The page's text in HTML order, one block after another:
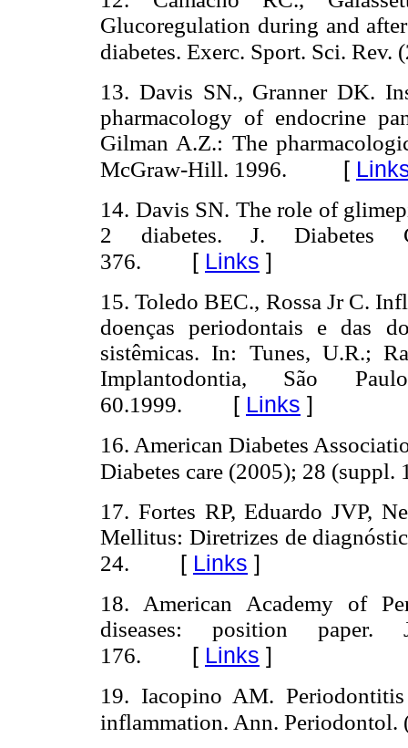
Glucoregulation during and
diabetes. Exerc. Sport. Sci. Rev.
13. Davis SN., Granner DK.
pharmacology of endocrine
Gilman A.Z.: The
McGraw-Hill. 1996.
[
14. Davis SN. The role of
2 diabetes.J. Diabetes
376. [ Links ]
15. Toledo BEC., Rossa Jr C.
doenças periodontais e das
sistêmicas. In: Tunes, U.R.;
Implantodontia, São
60.1999. [ Links ]
16. American Diabetes
Diabetes care (2005); 28 (suppl.
17. Fortes RP, Eduardo JVP,
Mellitus: Diretrizes de
24. [ Links ]
18. American Academy of
diseases: position
176. [ Links ]
19. Iacopino AM.
inflammation. Ann. Periodontol.